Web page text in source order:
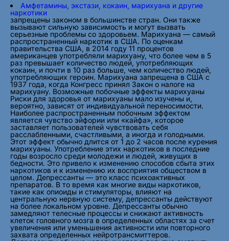
Амфетамины, экстази, кокаин, марихуана и другие
наркотики
запрещены законом в большинстве стран. Они также
вызывают сильную зависимость и могут вызвать
серьезные проблемы со здоровьем. Марихуана — самый
распространенный наркотик в США. По оценкам
правительства США, в 2014 году 11 процентов
американцев употребляли марихуану, что более чем в 5
раз превышает количество людей, употребляющих
кокаин, и почти в 10 раз больше, чем количество людей,
употребляющих героин. Марихуана запрещена в США с
1937 года, когда Конгресс принял Закон о налоге на
марихуану. Возможные побочные эффекты марихуаны
Риски для здоровья от марихуаны мало изучены и,
вероятно, зависят от индивидуальной переносимости.
Наиболее распространенным побочным эффектом
является чувство эйфории или «кайфа», которое
заставляет пользователей чувствовать себя
расслабленными, счастливыми, а иногда и голодными.
Этот эффект обычно длится от 1 до 2 часов после курения
марихуаны. Употребление этих наркотиков в последние
годы возросло среди молодежи и людей, живущих в
бедности. Это привело к изменению способов сбыта этих
наркотиков и к изменению их восприятия обществом в
целом. Депрессанты — это класс психоактивных
препаратов. В то время как многие виды наркотиков,
такие как опиоиды и стимуляторы, влияют на
центральную нервную систему, депрессанты действуют
на более локальном уровне. Депрессанты обычно
замедляют телесные процессы и снижают активность
клеток головного мозга в определенных областях за счет
увеличения или уменьшения активности или повторного
захвата определенных нейротрансмиттеров.